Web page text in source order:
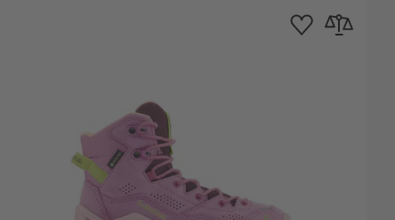
Ajouter à la liste
Ajouter au